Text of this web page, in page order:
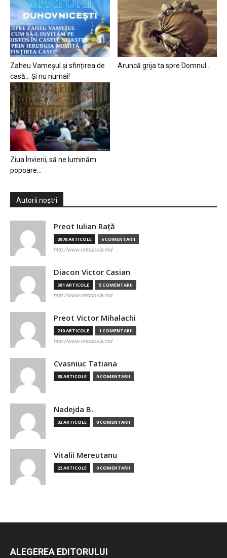
Zaheu Vameșul și sfințirea de
casă… Și nu numai!
Aruncă grija ta spre Domnul…
Ziua Învierii, să ne luminăm
popoare…
Autorii noștri
Preot Iulian Raţă
3878 ARTICOLE 6 COMENTARII
http://www.ortodoxia.md
Diacon Victor Casian
581 ARTICOLE 5 COMENTARII
http://www.ortodoxia.md
Preot Victor Mihalachi
210 ARTICOLE 1 COMENTARII
http://www.ortodoxia.md
Cvasniuc Tatiana
88 ARTICOLE 0 COMENTARII
Nadejda B.
32 ARTICOLE 0 COMENTARII
Vitalii Mereutanu
23 ARTICOLE 0 COMENTARII
ALEGEREA EDITORULUI